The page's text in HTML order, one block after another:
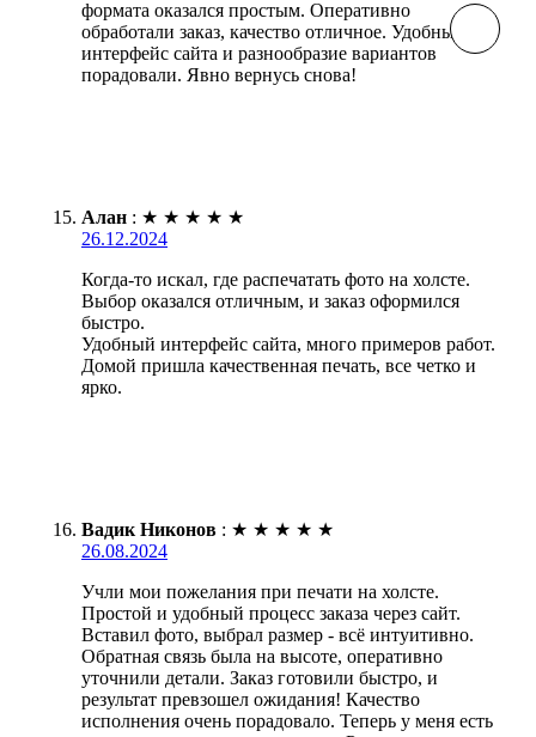
формата оказался простым. Оперативно
обработали заказ, качество отличное. Удобный
интерфейс сайта и разнообразие вариантов
порадовали. Явно вернусь снова!
Алан : ★ ★ ★ ★ ★
26.12.2024
Когда-то искал, где распечатать фото на холсте.
Выбор оказался отличным, и заказ оформился
быстро.
Удобный интерфейс сайта, много примеров работ.
Домой пришла качественная печать, все четко и
ярко.
Вадик Никонов : ★ ★ ★ ★ ★
26.08.2024
Учли мои пожелания при печати на холсте.
Простой и удобный процесс заказа через сайт.
Вставил фото, выбрал размер - всё интуитивно.
Обратная связь была на высоте, оперативно
уточнили детали. Заказ готовили быстро, и
результат превзошел ожидания! Качество
исполнения очень порадовало. Теперь у меня есть